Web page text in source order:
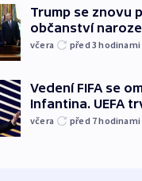
Trump se znovu
občanství
včera před 3hodinami
Vedení FIFA se
Infantina. UEFA
včera před 7hodinami